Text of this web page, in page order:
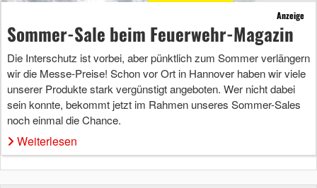
Anzeige
Sommer-Sale beim Feuerwehr-Magazin
Die Interschutz ist vorbei, aber pünktlich zum Sommer verlängern
wir die Messe-Preise! Schon vor Ort in Hannover haben wir viele
unserer Produkte stark vergünstigt angeboten. Wer nicht dabei
sein konnte, bekommt jetzt im Rahmen unseres Sommer-Sales
noch einmal die Chance.
Weiterlesen